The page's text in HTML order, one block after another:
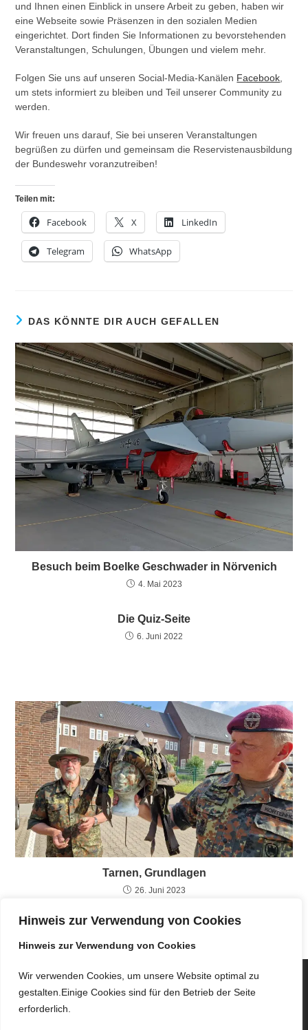
Hinweis zur Verwendung von Cookies
Hinweis zur Verwendung von Cookies
Wir verwenden Cookies, um unsere Website optimal zu
gestalten.Einige Cookies sind für den Betrieb der Seite
erforderlich.
und Ihnen einen Einblick in unsere Arbeit zu geben, haben wir
eine Webseite sowie Präsenzen in den sozialen Medien
eingerichtet. Dort finden Sie Informationen zu bevorstehenden
Veranstaltungen, Schulungen, Übungen und vielem mehr.
Folgen Sie uns auf unseren Social-Media-Kanälen Facebook
um stets informiert zu bleiben und Teil unserer Community zu
werden.
Wir freuen uns darauf, Sie bei unseren Veranstaltungen
begrüßen zu dürfen und gemeinsam die Reservistenausbildung
der Bundeswehr voranzutreiben!
Teilen mit:
Facebook X LinkedIn
Telegram WhatsApp
DAS KÖNNTE DIR AUCH GEFALLEN
Besuch beim Boelke Geschwader in Nörvenich
4. Mai 2023
Die Quiz-Seite
6. Juni 2022
Tarnen, Grundlagen
26. Juni 2023